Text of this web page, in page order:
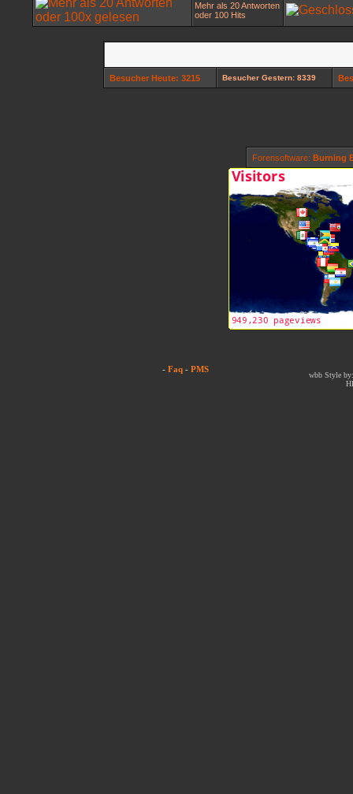
Mehr als 20 Antworten
oder 100 Hits
Besucher Heute: 3215 Besucher Gestern: 8339
Forensoftware: Burning
- Faq - PMS
wbb Style